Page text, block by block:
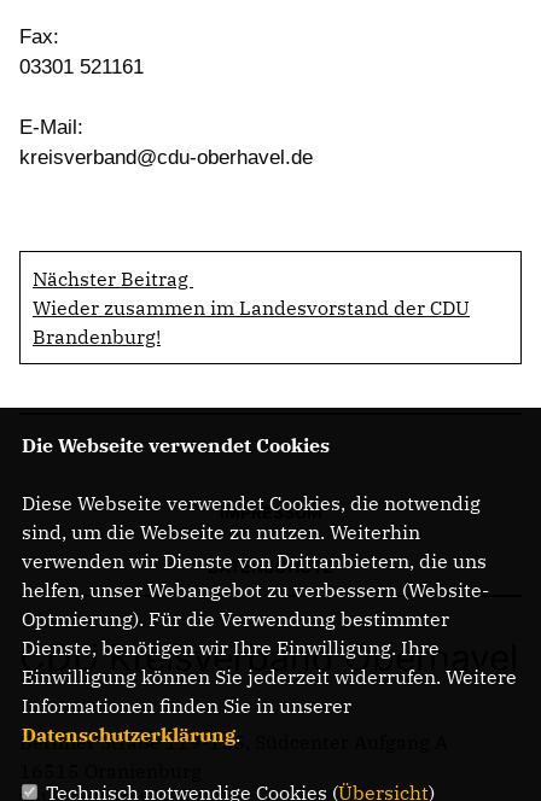
Fax:
03301 521161
E-Mail:
kreisverband@cdu-oberhavel.de
Nächster Beitrag
Wieder zusammen im Landesvorstand der CDU
Brandenburg!
IMPRESSUM
DATENSCHUTZ
CDU Kreisverband Oberhavel
Berliner Straße 119-125, Südcenter Aufgang A
Die Webseite verwendet Cookies
Diese Webseite verwendet Cookies, die notwendig
sind, um die Webseite zu nutzen. Weiterhin
verwenden wir Dienste von Drittanbietern, die uns
helfen, unser Webangebot zu verbessern (Website-
Optmierung). Für die Verwendung bestimmter
Dienste, benötigen wir Ihre Einwilligung. Ihre
Einwilligung können Sie jederzeit widerrufen. Weitere
Informationen finden Sie in unserer
Datenschutzerklärung.
Technisch notwendige Cookies (Übersicht)